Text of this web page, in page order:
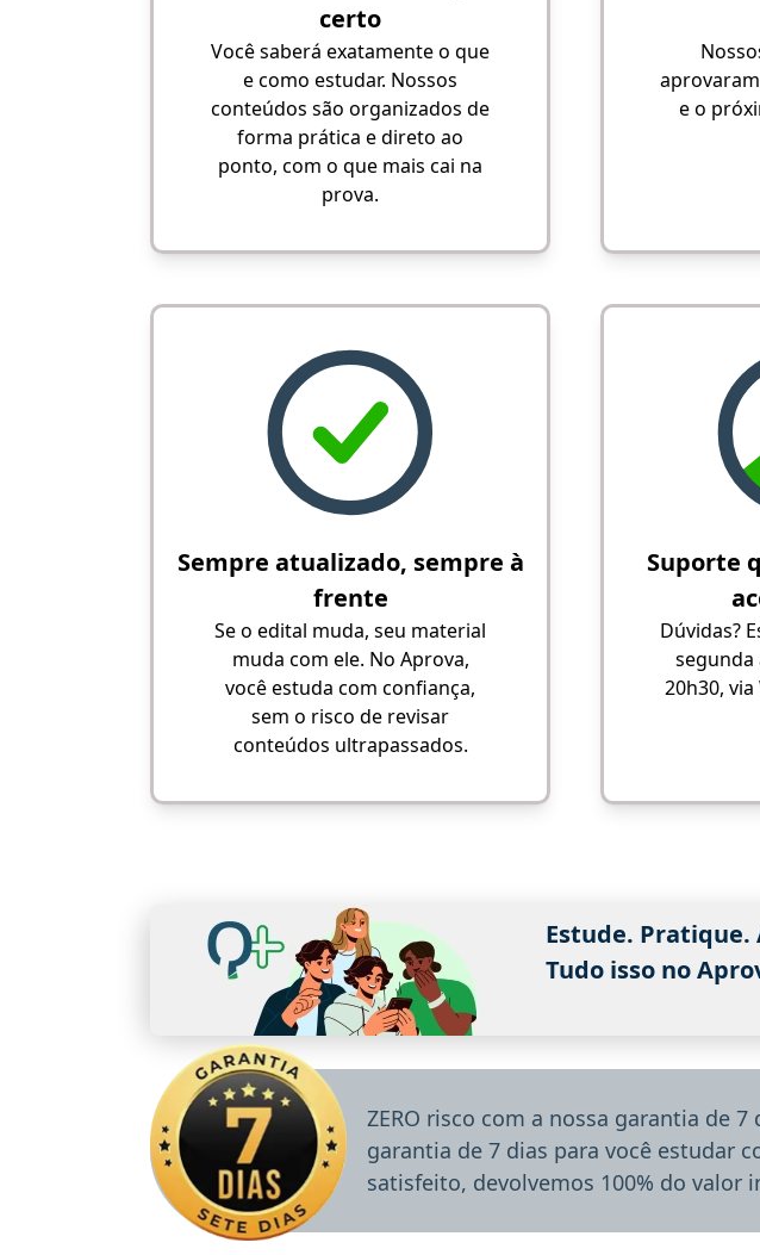
certo
Você saberá exatamente o que
e como estudar. Nossos
conteúdos são organizados de
forma prática e direto ao
ponto, com o que mais cai na
prova.
e o
Sempre atualizado, sempre à
frente
Se o edital muda, seu material
muda com ele. No Aprova,
você estuda com confiança,
sem o risco de revisar
conteúdos ultrapassados.
Suporte
Dúvidas?
segunda
20h30,
Estude. Pratique.
Tudo isso no
ZERO risco com a nossa garantia de
garantia de 7 dias para você estudar
satisfeito, devolvemos 100% do valor